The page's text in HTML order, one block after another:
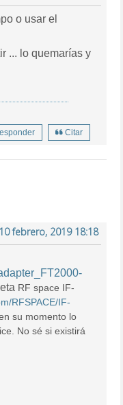
o usar el
... lo quemarías y
Citar
10 febrero, 2019 18:18
RF space IF-
RFSPACE/IF-
No sé si existirá